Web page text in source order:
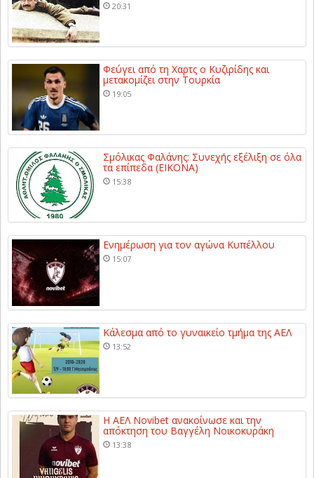
20:31
Φεύγει από τη Χαρτς ο Κυζιρίδης και
μετακομίζει στην Τουρκία
19:05
Σμόλικας Φαλάνης: Συνεχής εξέλιξη σε όλα
τα επίπεδα (ΕΙΚΟΝΑ)
15:38
Ενημέρωση για τον αγώνα Κυπέλλου
15:07
Κάλεσμα από το γυναικείο τμήμα της ΑΕΛ
13:52
Η ΑΕΛ Novibet ανακοίνωσε και την
απόκτηση του Βαγγέλη Νοικοκυράκη
13:38